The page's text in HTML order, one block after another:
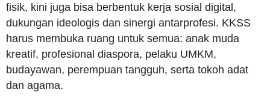
fisik, kini juga bisa berbentuk kerja sosial digital,
dukungan ideologis dan sinergi antarprofesi. KKSS
harus membuka ruang untuk semua: anak muda
kreatif, profesional diaspora, pelaku UMKM,
budayawan, perempuan tangguh, serta tokoh adat
dan agama.